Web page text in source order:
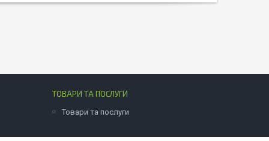
ТОВАРИ ТА ПОСЛУГИ
Товари та послуги